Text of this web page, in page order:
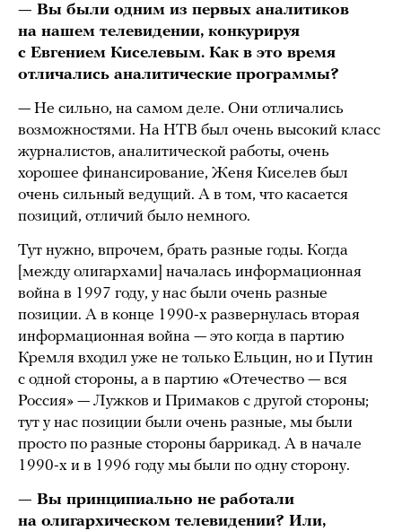
— Вы были одним из первых аналитиков
на нашем телевидении, конкурируя
с Евгением Киселевым. Как в это время
отличались аналитические программы?
— Не сильно, на самом деле. Они отличались
возможностями. На НТВ был очень высокий класс
журналистов, аналитической работы, очень
хорошее финансирование, Женя Киселев был
очень сильный ведущий. А в том, что касается
позиций, отличий было немного.
Тут нужно, впрочем, брать разные годы. Когда
[между олигархами] началась информационная
война в 1997 году, у нас были очень разные
позиции. А в конце 1990-х развернулась вторая
информационная война — это когда в партию
Кремля входил уже не только Ельцин, но и Путин
с одной стороны, а в партию «Отечество — вся
Россия» — Лужков и Примаков с другой стороны;
тут у нас позиции были очень разные, мы были
просто по разные стороны баррикад. А в начале
1990-х и в 1996 году мы были по одну сторону.
— Вы принципиально не работали
на олигархическом телевидении? Или,